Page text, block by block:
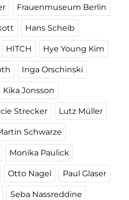
Frauenmuseum Berlin
Hans Scheib
HITCH Hye Young Kim
Inga Orschinski
Kika Jonsson
Strecker Lutz Müller
Schwarze
Monika Paulick
Otto Nagel Paul Glaser
Seba Nassreddine